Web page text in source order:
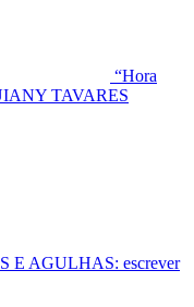
“Hora
TAVARES
E AGULHAS: escrever